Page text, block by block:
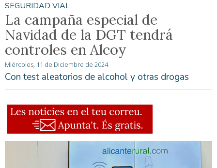
SEGURIDAD VIAL
La campaña especial de
Navidad de la DGT tendrá
controles en Alcoy
Miércoles, 11 de Diciembre de 2024
Con test aleatorios de alcohol y otras drogas